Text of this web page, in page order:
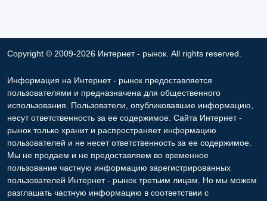
Copyright © 2009-2026 Интернет - рынок. All rights reserved.
Информация на Интернет - рынок предоставляется
пользователями и предназначена для общественного
использования. Пользователи, опубликовавшие информацию,
несут ответственность за ее содержимое. Сайта Интернет -
рынок только хранит и распространяет информацию
пользователей и не несет ответственность за ее содержимое.
Мы не продаем и не предоставляем во временное
пользование частную информацию зарегистрированных
пользователей Интернет - рынок третьим лицам. Но мы можем
разглашать частную информацию в соответствии с